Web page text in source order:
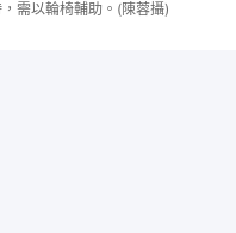
需以輪椅輔助。(陳蓉攝)